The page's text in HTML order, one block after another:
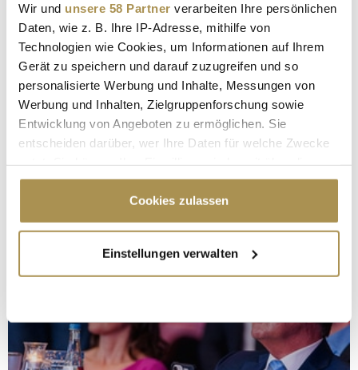
Wir und unsere 58 Partner verarbeiten Ihre persönlichen
Daten, wie z. B. Ihre IP-Adresse, mithilfe von
Technologien wie Cookies, um Informationen auf Ihrem
Gerät zu speichern und darauf zuzugreifen und so
personalisierte Werbung und Inhalte, Messungen von
Werbung und Inhalten, Zielgruppenforschung sowie
Entwicklung von Angeboten zu ermöglichen. Sie
entscheiden darüber, wer Ihre Daten für welche Zwecke
Cookie-Erklärung oder durch Klicken auf das Privacy
Trigger Symbol ändern oder widerrufen
Informationen über Ihre geografische Lage
erfassen, welche bis auf einige Meter genau sein
bestimmten Merkmalen (Fingerprinting) identifizieren
Erfahren Sie mehr darüber, wie Ihre persönlichen Daten
Cookies zulassen
Einstellungen verwalten